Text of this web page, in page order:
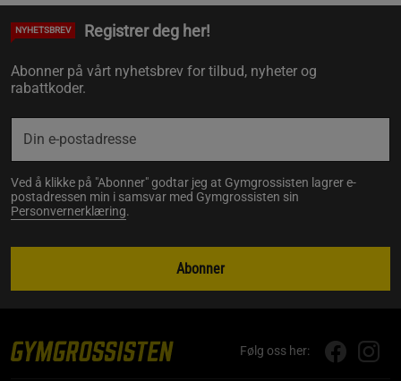
NYHETSBREV Registrer deg her!
Abonner på vårt nyhetsbrev for tilbud, nyheter og
rabattkoder.
Ved å klikke på "Abonner" godtar jeg at Gymgrossisten lagrer e-
postadressen min i samsvar med Gymgrossisten sin
Personvernerklæring.
Abonner
Følg oss her: